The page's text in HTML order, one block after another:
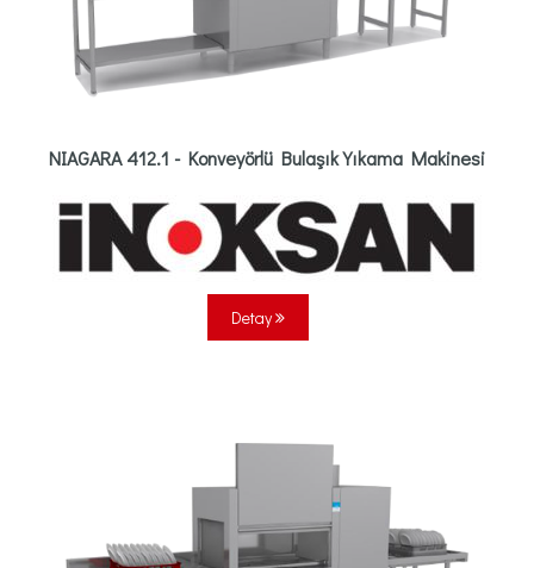
NIAGARA 412.1 - Konveyörlü Bulaşık Yıkama Makinesi
Detay